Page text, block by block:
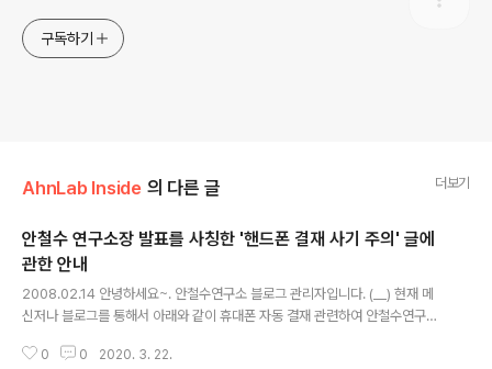
구독하기
AhnLab Inside 의 다른 글 더보기
안철수 연구소장 발표를 사칭한 '핸드폰 결재 사기 주의' 글에
관한 안내
2008.02.14 안녕하세요~. 안철수연구소 블로그 관리자입니다. (__) 현재 메
신저나 블로그를 통해서 아래와 같이 휴대폰 자동 결재 관련하여 안철수연구소
습니다. 그러나 안철수연구소는 이러한 내용에 대해 발표를 한 적이 없음을 알
0 0 2020. 3. 22.